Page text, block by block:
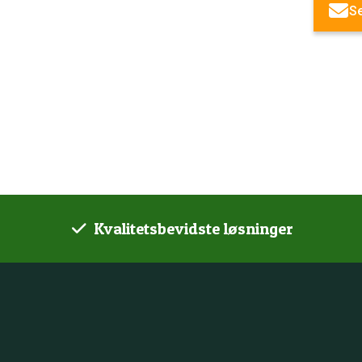
Kvalitetsbevidste løsninger